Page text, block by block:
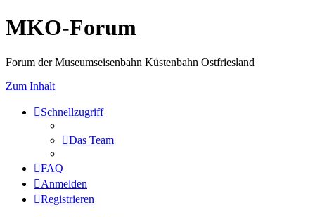
MKO-Forum
Forum der Museumseisenbahn Küstenbahn Ostfriesland
Zum Inhalt
Schnellzugriff
Das Team
FAQ
Anmelden
Registrieren